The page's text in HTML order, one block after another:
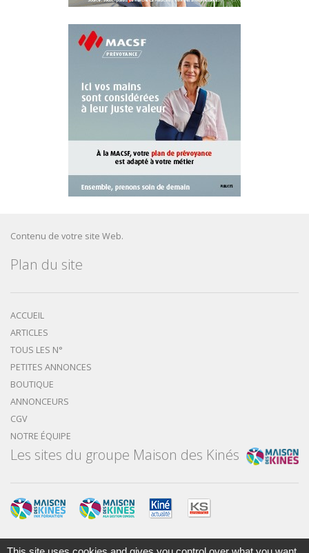
Contenu de votre site Web.
Plan du site
ACCUEIL
ARTICLES
TOUS LES N°
PETITES ANNONCES
BOUTIQUE
ANNONCEURS
CGV
NOTRE ÉQUIPE
Les sites du groupe Maison des Kinés